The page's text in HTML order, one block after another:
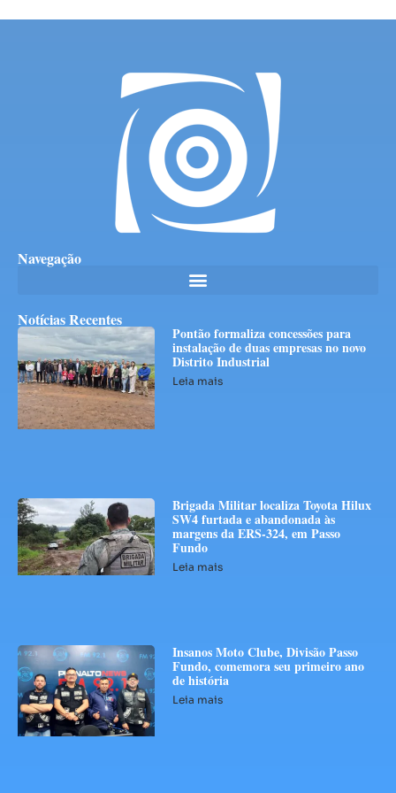
Navegação
Notícias Recentes
Pontão formaliza concessões para
instalação de duas empresas no novo
Distrito Industrial
Leia mais
Brigada Militar localiza Toyota Hilux
SW4 furtada e abandonada às
margens da ERS-324, em Passo
Fundo
Leia mais
Insanos Moto Clube, Divisão Passo
Fundo, comemora seu primeiro ano
de história
Leia mais